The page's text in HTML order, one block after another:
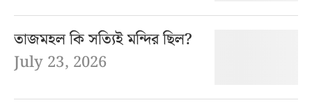
তাজমহল কি সত্যিই মন্দির ছিল?
July 23, 2026